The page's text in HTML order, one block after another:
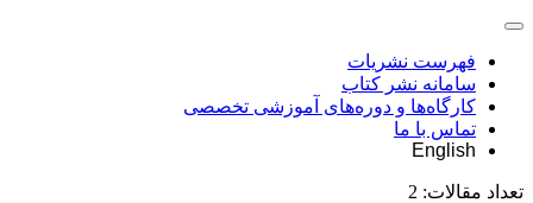
فهرست نشریات
سامانه نشر کتاب
کارگاه‌ها و دوره‌های آموزشی تخصصی
تماس با ما
English
تعداد مقالات: 2